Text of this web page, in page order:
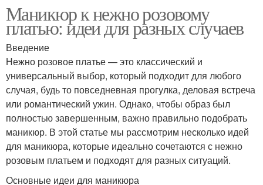
Маникюр к нежно розовому
платью: идеи для разных случаев
Введение
Нежно розовое платье — это классический и
универсальный выбор, который подходит для любого
случая, будь то повседневная прогулка, деловая встреча
или романтический ужин. Однако, чтобы образ был
полностью завершенным, важно правильно подобрать
маникюр. В этой статье мы рассмотрим несколько идей
для маникюра, которые идеально сочетаются с нежно
розовым платьем и подходят для разных ситуаций.
Основные идеи для маникюра